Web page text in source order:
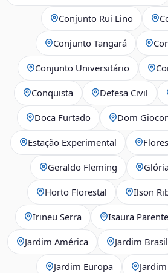
Conjunto Rui Lino
Conjunto Tangará
Conjunto Universitário
Conquista Defesa Civil
Doca Furtado Dom
Estação Experimental
Geraldo Fleming Glória
Horto Florestal Ilson
Irineu Serra Isaura Parente
Jardim América Jardim Brasil
Jardim Europa